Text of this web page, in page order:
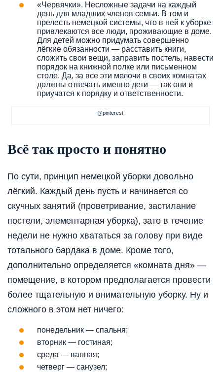
«Червячки». Несложные задачи на каждый
день для младших членов семьи. В том и
прелесть немецкой системы, что в ней к уборке
привлекаются все люди, проживающие в доме.
Для детей можно придумать совершенно
лёгкие обязанности — расставить книги,
сложить свои вещи, заправить постель, навести
порядок на книжной полке или письменном
столе. Да, за все эти мелочи в своих комнатах
должны отвечать именно дети — так они и
приучатся к порядку и ответственности.
@pinterest
Всё так просто и понятно
По сути, принцип немецкой уборки довольно
лёгкий. Каждый день пусть и начинается со
скучных занятий (проветривание, застилание
постели, элементарная уборка), зато в течение
недели не нужно хвататься за голову при виде
тотального бардака в доме. Кроме того,
дополнительно определяется «комната дня» —
помещение, в котором предполагается провести
более тщательную и внимательную уборку. Ну и
сложного в этом нет ничего:
понедельник — спальня;
вторник — гостиная;
среда — ванная;
четверг — санузел;